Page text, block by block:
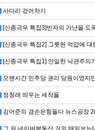
사다리 걷어차기
[신종극우 특집3]빈자의 가난을 도
[신종극우 특집2] 그릇된 억압에
[신종극우 특집1] 안일한 낙관주의
오랜시간 민주당 권리 당원이였지
정청래 띄우는 세작들
김어준의 겸손은힘들다 뉴스공장
그 저 네이버부동산 거의 매일보